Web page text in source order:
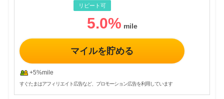
リピート可
5.0%
マイルを貯める
+5%mile
すぐたまはアフィリエイト広告など、プロモーション広告を利用しています